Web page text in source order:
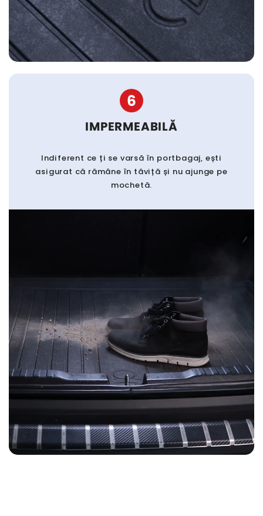
6
IMPERMEABILĂ
Indiferent ce ți se varsă în portbagaj, ești
asigurat că rămâne în tăviță și nu ajunge pe
mochetă.